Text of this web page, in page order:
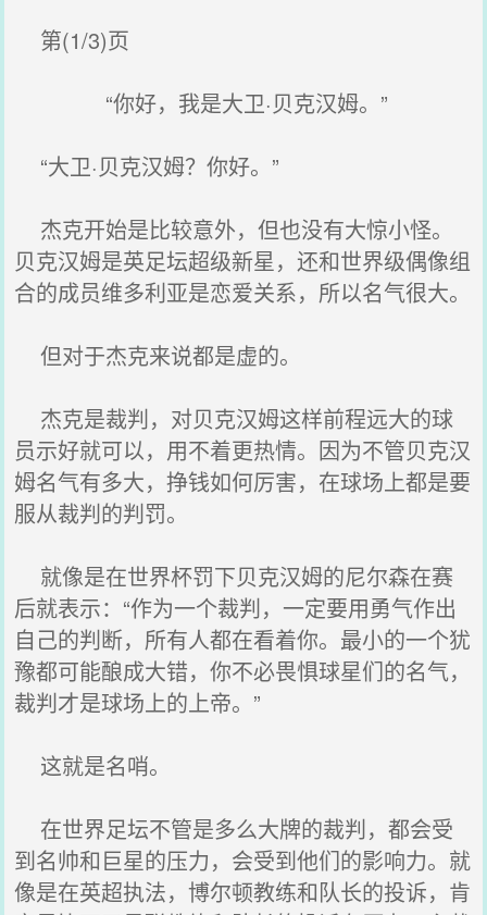
第(1/3)页
“你好，我是大卫·贝克汉姆。”
“大卫·贝克汉姆？你好。”
杰克开始是比较意外，但也没有大惊小怪。
贝克汉姆是英足坛超级新星，还和世界级偶像组
合的成员维多利亚是恋爱关系，所以名气很大。
但对于杰克来说都是虚的。
杰克是裁判，对贝克汉姆这样前程远大的球
员示好就可以，用不着更热情。因为不管贝克汉
姆名气有多大，挣钱如何厉害，在球场上都是要
服从裁判的判罚。
就像是在世界杯罚下贝克汉姆的尼尔森在赛
后就表示：“作为一个裁判，一定要用勇气作出
自己的判断，所有人都在看着你。最小的一个犹
豫都可能酿成大错，你不必畏惧球星们的名气，
裁判才是球场上的上帝。”
这就是名哨。
在世界足坛不管是多么大牌的裁判，都会受
到名帅和巨星的压力，会受到他们的影响力。就
像是在英超执法，博尔顿教练和队长的投诉，肯